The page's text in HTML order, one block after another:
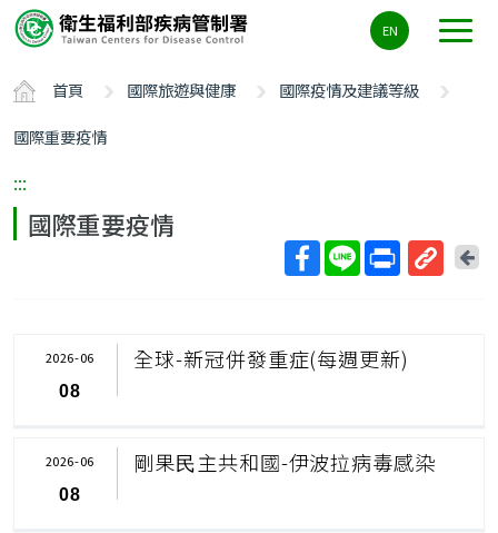
要
容
ALT+C
EN
首頁 國際旅遊與健康
國際疫情及建議等級
國際重要疫情
:::
國際重要疫情
回
全球-新冠併發重症(每週更新)
2026-06
08
剛果⺠主共和國-伊波拉病毒感染
2026-06
08